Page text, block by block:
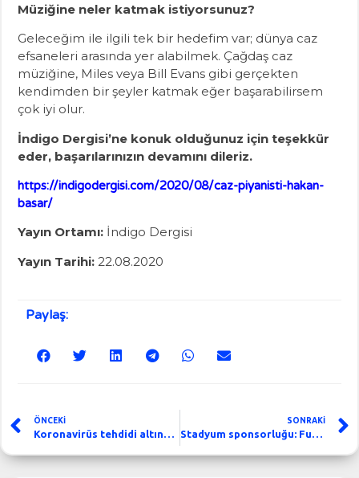
Müziğine neler katmak istiyorsunuz?
Geleceğim ile ilgili tek bir hedefim var; dünya caz
efsaneleri arasında yer alabilmek. Çağdaş caz
müziğine, Miles veya Bill Evans gibi gerçekten
kendimden bir şeyler katmak eğer başarabilirsem
çok iyi olur.
İndigo Dergisi’ne konuk olduğunuz için teşekkür
eder, başarılarınızın devamını dileriz.
https://indigodergisi.com/2020/08/caz-piyanisti-hakan-
basar/
Yayın Ortamı: İndigo Dergisi
Yayın Tarihi: 22.08.2020
Paylaş:
ÖNCEKİ SONRAKİ